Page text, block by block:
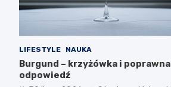
LIFESTYLE NAUKA
Burgund – krzyżówka i poprawna
odpowiedź